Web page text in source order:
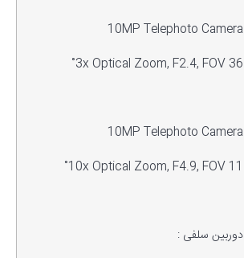
10MP Telephoto Camera
3x Optical Zoom, F2.4, FOV 36˚
10MP Telephoto Camera
10x Optical Zoom, F4.9, FOV 11˚
دوربین سلفی :